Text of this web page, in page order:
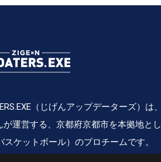
（じげんアップデーターズ）は、
が運営する、京都府京都市を本拠地とし
スケットボール）のプロチームです。